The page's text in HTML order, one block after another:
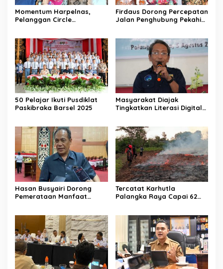
Momentum Harpelnas,
Pelanggan Circle
Firdaus Dorong Percepatan
Jalan Penghubung Pekahi–
50 Pelajar Ikuti Pusdiklat
Paskibraka Barsel 2025
Masyarakat Diajak
Tingkatkan Literasi Digital
Hasan Busyairi Dorong
Pemerataan Manfaat
Tercatat Karhutla
Palangka Raya Capai 62